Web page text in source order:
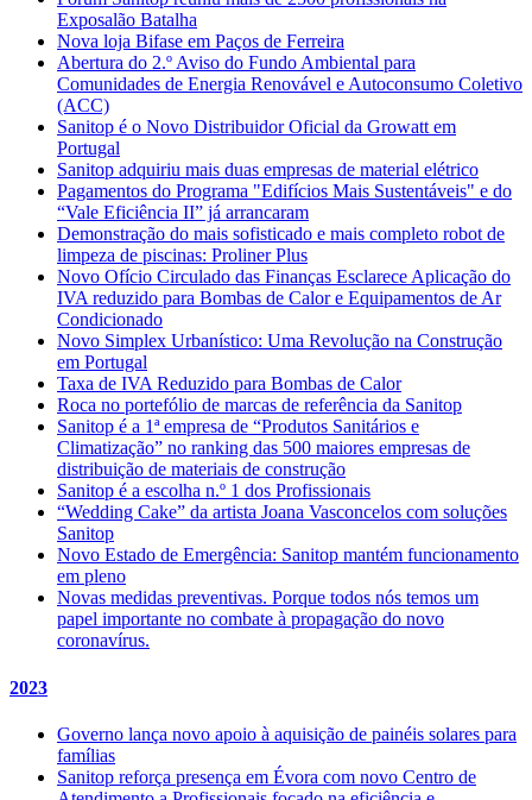
Exposalão Batalha
Nova loja Bifase em Paços de Ferreira
Abertura do 2.º Aviso do Fundo Ambiental para
Comunidades de Energia Renovável e Autoconsumo Coletivo
(ACC)
Sanitop é o Novo Distribuidor Oficial da Growatt em
Portugal
Sanitop adquiriu mais duas empresas de material elétrico
Pagamentos do Programa "Edifícios Mais Sustentáveis" e do
“Vale Eficiência II” já arrancaram
Demonstração do mais sofisticado e mais completo robot de
limpeza de piscinas: Proliner Plus
Novo Ofício Circulado das Finanças Esclarece Aplicação do
IVA reduzido para Bombas de Calor e Equipamentos de Ar
Condicionado
Novo Simplex Urbanístico: Uma Revolução na Construção
em Portugal
Taxa de IVA Reduzido para Bombas de Calor
Roca no portefólio de marcas de referência da Sanitop
Sanitop é a 1ª empresa de “Produtos Sanitários e
Climatização” no ranking das 500 maiores empresas de
distribuição de materiais de construção
Sanitop é a escolha n.º 1 dos Profissionais
“Wedding Cake” da artista Joana Vasconcelos com soluções
Sanitop
Novo Estado de Emergência: Sanitop mantém funcionamento
em pleno
Novas medidas preventivas. Porque todos nós temos um
papel importante no combate à propagação do novo
coronavírus.
2023
Governo lança novo apoio à aquisição de painéis solares para
famílias
Sanitop reforça presença em Évora com novo Centro de